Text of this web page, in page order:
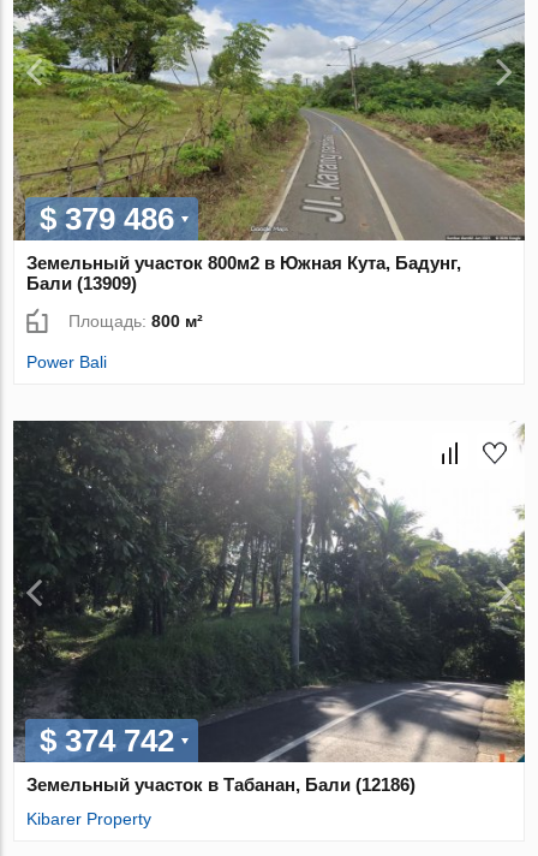
$ 379 486
Земельный участок 800м2 в Южная Кута, Бадунг,
Бали (13909)
Площадь:800 м²
Power Bali
$ 374 742
Земельный участок в Табанан, Бали (12186)
Kibarer Property